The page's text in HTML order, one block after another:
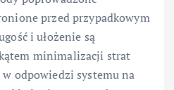
przed przypadkowym
i ułożenie są
minimalizacji strat
odpowiedzi systemu na